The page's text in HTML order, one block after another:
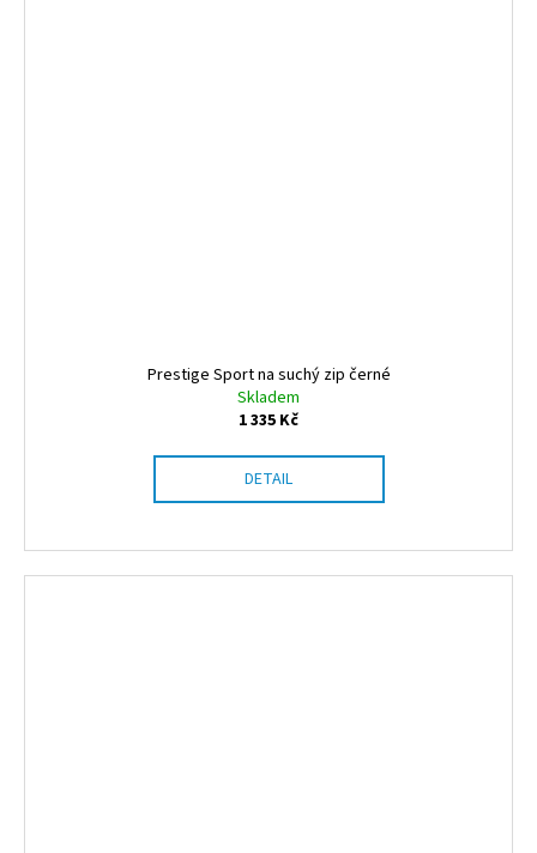
Prestige Sport na suchý zip černé
Skladem
1 335 Kč
DETAIL